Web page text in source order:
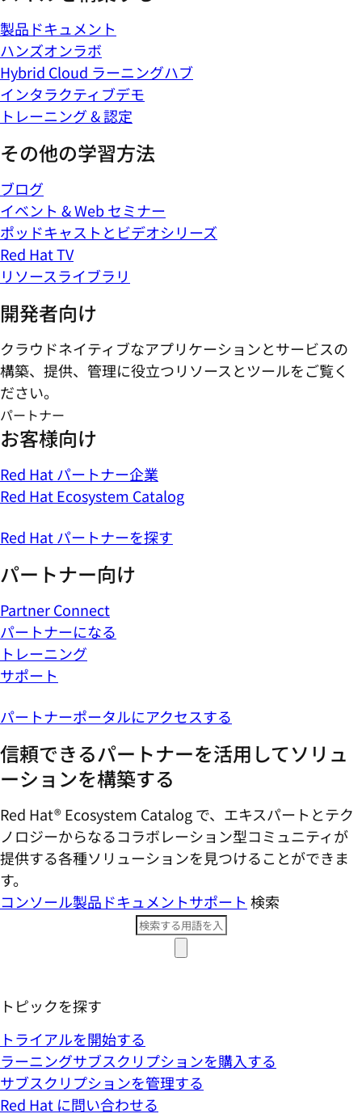
製品ドキュメント
ハンズオンラボ
Hybrid Cloud ラーニングハブ
インタラクティブデモ
トレーニング & 認定
その他の学習方法
ブログ
イベント & Web セミナー
ポッドキャストとビデオシリーズ
Red Hat TV
リソースライブラリ
開発者向け
クラウドネイティブなアプリケーションとサービスの
構築、提供、管理に役立つリソースとツールをご覧く
ださい。
パートナー
お客様向け
Red Hat パートナー企業
Red Hat Ecosystem Catalog
Red Hat パートナーを探す
パートナー向け
Partner Connect
パートナーになる
トレーニング
サポート
パートナーポータルにアクセスする
信頼できるパートナーを活用してソリュ
ーションを構築する
Red Hat® Ecosystem Catalog で、エキスパートとテク
ノロジーからなるコラボレーション型コミ​ュニティが
提供する各種ソリューションを見つけることができま
す。
コンソール製品ドキュメントサポート 検索
トピックを探す
トライアルを開始する
ラーニングサブスクリプションを購入する
サブスクリプションを管理する
Red Hat に問い合わせる